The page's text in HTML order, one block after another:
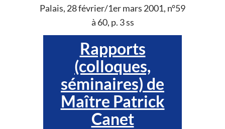
Palais, 28 février/1er mars 2001, n°59
à 60, p. 3 ss
Rapports
(colloques,
séminaires) de
Maître Patrick
Canet